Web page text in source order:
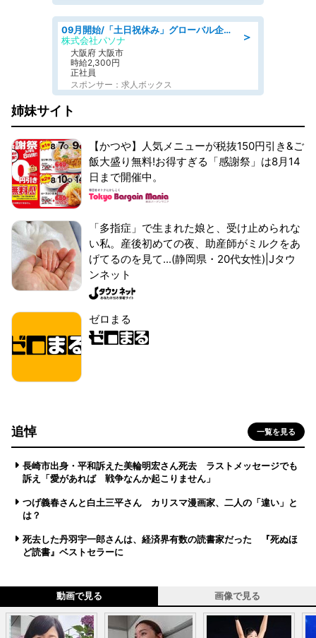
＞
09月開始/「土日祝休み」グローバル企業での産業保健のお仕事/保健師/高時給/残業なし/服装自由
株式会社パソナ
大阪府 大阪市
時給2,300円
正社員
スポンサー：求人ボックス
姉妹サイト
【かつや】人気メニューが税抜150円引き&ご
飯大盛り無料!お得すぎる「感謝祭」は8月14
日まで開催中。
「多指症」で生まれた娘と、受け止められな
い私。産後初めての夜、助産師がミルクをあ
げてるのを見て...(静岡県・20代女性)|Jタウ
ンネット
ゼロまる
追悼 一覧を見る
長崎市出身・平和訴えた美輪明宏さん死去 ラストメッセージでも
訴え「愛があれば 戦争なんか起こりません」
つげ義春さんと白土三平さん カリスマ漫画家、二人の「違い」と
は？
死去した丹羽宇一郎さんは、経済界有数の読書家だった 『死ぬほ
ど読書』ベストセラーに
動画で見る 画像で見る